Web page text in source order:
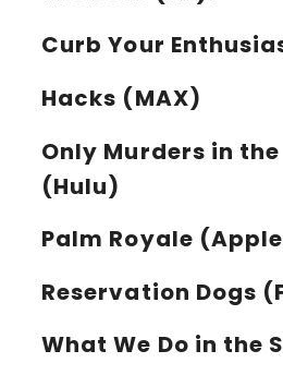
Curb Your
Hacks (MAX)
Only Murders in
(Hulu)
Palm Royale
Reservation Dogs
What We Do in the